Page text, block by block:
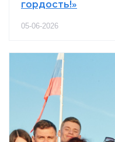
гордость!»
05-06-2026